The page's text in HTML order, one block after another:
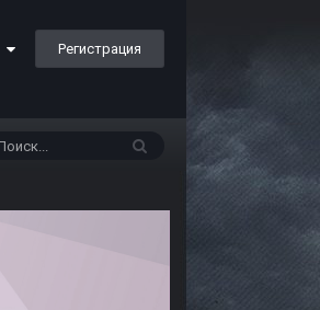
Регистрация